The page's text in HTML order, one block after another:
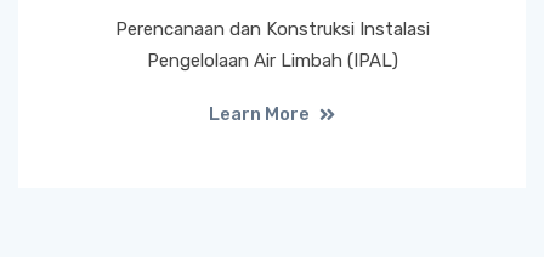
Perencanaan dan Konstruksi Instalasi
Pengelolaan Air Limbah (IPAL)
Learn More